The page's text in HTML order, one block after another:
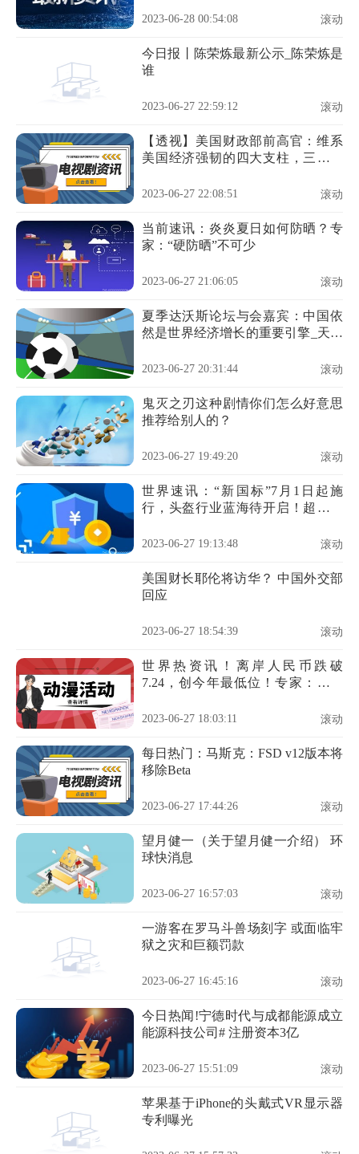
2023-06-28 00:54:08 滚动
今日报丨陈荣炼最新公示_陈荣炼是
谁
2023-06-27 22:59:12 滚动
【透视】美国财政部前高官：维系
美国经济强韧的四大支柱，三根已
2023-06-27 22:08:51 滚动
当前速讯：炎炎夏日如何防晒？专
家：“硬防晒”不可少
2023-06-27 21:06:05 滚动
夏季达沃斯论坛与会嘉宾：中国依
然是世界经济增长的重要引擎_天天
2023-06-27 20:31:44 滚动
鬼灭之刃这种剧情你们怎么好意思
推荐给别人的？
2023-06-27 19:49:20 滚动
世界速讯：“新国标”7月1日起施
行，头盔行业蓝海待开启！超九成
明显
2023-06-27 19:13:48 滚动
美国财长耶伦将访华？ 中国外交部
回应
2023-06-27 18:54:39 滚动
世界热资讯！离岸人民币跌破
7.24，创今年最低位！专家：合理
2023-06-27 18:03:11 滚动
每日热门：马斯克：FSD v12版本将
移除Beta
2023-06-27 17:44:26 滚动
望月健一（关于望月健一介绍） 环
球快消息
2023-06-27 16:57:03 滚动
一游客在罗马斗兽场刻字 或面临牢
狱之灾和巨额罚款
2023-06-27 16:45:16 滚动
今日热闻!宁德时代与成都能源成立
能源科技公司# 注册资本3亿
2023-06-27 15:51:09 滚动
苹果基于iPhone的头戴式VR显示器
专利曝光